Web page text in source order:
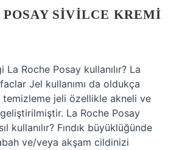
SIVILCE KREMI
Roche Posay kullanılır? La
Jel kullanımı da oldukça
jeli özellikle akneli ve
La Roche Posay
kullanılır? Fındık büyüklüğünde
ve/veya akşam cildinizi